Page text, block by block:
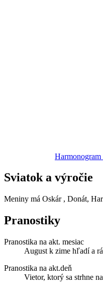
Sviatok a výročie
Meniny má Oskár , Donát,
Pranostiky
Pranostika na akt. mesiac
August k zime hľadí a
Pranostika na akt.deň
Vietor, ktorý sa strhne